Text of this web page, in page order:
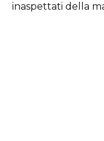
inaspettati della